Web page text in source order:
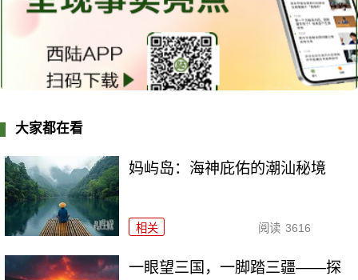
大家都在看
妈屿岛：海神庇佑的潮汕秘境
相关 阅读 3616
一眼望三国，一脚踏三疆——探